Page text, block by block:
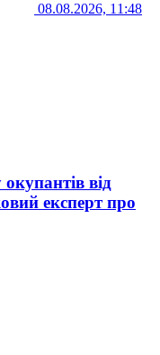
08.08.2026, 11:48
від
експерт про